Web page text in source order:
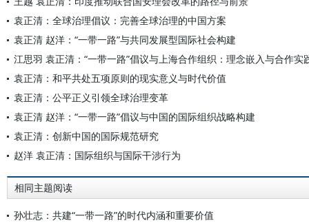
袁正清：全球治理倡议：完善全球治理的中国方案
袁正清 赵洋：“一带一路”与共同发展型国际社会构建
江思羽 袁正清：“一带一路”倡议与上海合作组织：理念嵌入与合作实
袁正清：和平共处五项原则的现实意义与时代价值
袁正清：公平正义引领全球治理变革
袁正清 赵洋：“一带一路”倡议与中国的国际组织战略构建
袁正清：创新中国的国际规范研究
赵洋 袁正清：国际组织与国际干涉行为
相同主题阅读
孙壮志：共建“一带一路”的时代内涵和重要价值